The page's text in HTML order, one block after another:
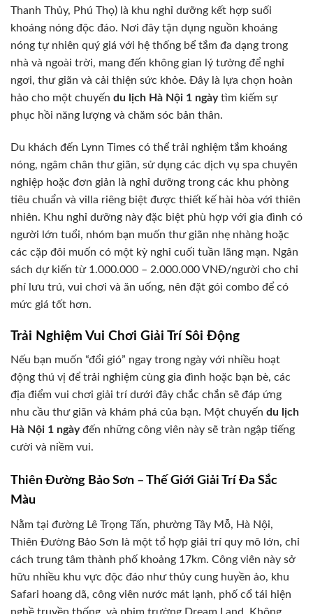
Thanh Thủy, Phú Thọ) là khu nghỉ dưỡng kết hợp suối
khoáng nóng độc đáo. Nơi đây tận dụng nguồn khoáng
nóng tự nhiên quý giá với hệ thống bể tắm đa dạng trong
nhà và ngoài trời, mang đến không gian lý tưởng để nghỉ
ngơi, thư giãn và cải thiện sức khỏe. Đây là lựa chọn hoàn
hảo cho một chuyến du lịch Hà Nội 1 ngàytìm kiếm sự
phục hồi năng lượng và chăm sóc bản thân.
Du khách đến Lynn Times có thể trải nghiệm tắm khoáng
nóng, ngâm chân thư giãn, sử dụng các dịch vụ spa chuyên
nghiệp hoặc đơn giản là nghỉ dưỡng trong các khu phòng
tiêu chuẩn và villa riêng biệt được thiết kế hài hòa với thiên
nhiên. Khu nghỉ dưỡng này đặc biệt phù hợp với gia đình có
người lớn tuổi, nhóm bạn muốn thư giãn nhẹ nhàng hoặc
các cặp đôi muốn có một kỳ nghỉ cuối tuần lãng mạn. Ngân
sách dự kiến từ 1.000.000 – 2.000.000 VNĐ/người cho chi
phí lưu trú, vui chơi và ăn uống, nên đặt gói combo để có
mức giá tốt hơn.
Trải Nghiệm Vui Chơi Giải Trí Sôi Động
Nếu bạn muốn “đổi gió” ngay trong ngày với nhiều hoạt
động thú vị để trải nghiệm cùng gia đình hoặc bạn bè, các
địa điểm vui chơi giải trí dưới đây chắc chắn sẽ đáp ứng
nhu cầu thư giãn và khám phá của bạn. Một chuyến du lịch
Hà Nội 1 ngàyđến những công viên này sẽ tràn ngập tiếng
cười và niềm vui.
Thiên Đường Bảo Sơn – Thế Giới Giải Trí Đa Sắc
Màu
Nằm tại đường Lê Trọng Tấn, phường Tây Mỗ, Hà Nội,
Thiên Đường Bảo Sơn là một tổ hợp giải trí quy mô lớn, chỉ
cách trung tâm thành phố khoảng 17km. Công viên này sở
hữu nhiều khu vực độc đáo như thủy cung huyền ảo, khu
Safari hoang dã, công viên nước mát lạnh, phố cổ tái hiện